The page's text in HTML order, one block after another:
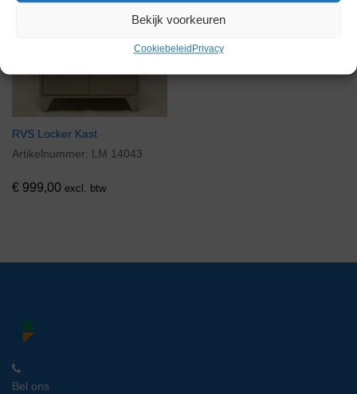
Bekijk voorkeuren
Cookiebeleid Privacy
RVS Locker Kast
Artikelnummer: LM 14043
€ 999,00 excl. btw
Bel ons